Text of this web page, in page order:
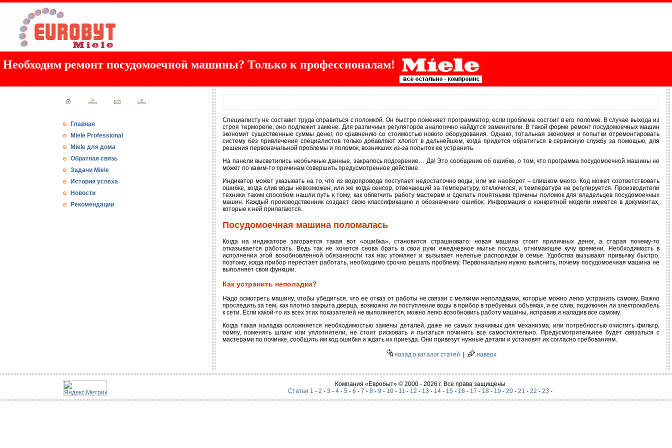
Необходим ремонт посудомоечной машины? Только к профессионалам!
Главная
Miele Professional
Miele для дома
Обратная связь
Задачи Miele
История успеха
Новости
Рекомендации
Специалисту не составит труда справиться с поломкой. Он быстро поменяет программатор, если проблема состоит в его поломке. В случае выхода из
строя термореле, оно подлежит замене. Для различных регуляторов аналогично найдутся заменители. В такой форме ремонт посудомоечных машин
экономит существенные суммы денег, по сравнению со стоимостью нового оборудования. Однако, тотальная экономия и попытки отремонтировать
систему без привлечения специалистов только добавляют хлопот в дальнейшем, когда придется обратиться в сервисную службу за помощью, для
решения первоначальной проблемы и поломок, возникших из-за попыток ее устранить.
На панели высветились необычные данные, закралось подозрение… Да! Это сообщение об ошибке, о том, что программа посудомоечной машины не
может по каким-то причинам совершить предусмотренное действие.
Индикатор может указывать на то, что из водопровода поступает недостаточно воды, или же наоборот – слишком много. Код может соответствовать
ошибке, когда слив воды невозможен, или же когда сенсор, отвечающий за температуру, отключился, и температура не регулируется. Производители
техники таким способом нашли путь к тому, как облегчить работу мастерам и сделать понятными причины поломок для владельцев посудомоечных
машин. Каждый производственник создает свою классификацию и обозначение ошибок. Информация о конкретной модели имеется в документах,
которые к ней прилагаются.
Посудомоечная машина поломалась
Когда на индикаторе загорается такая вот «ошибка», становится страшновато: новая машина стоит приличных денег, а старая почему-то
отказывается работать. Ведь так не хочется снова брать в свои руки ежедневное мытье посуды, отнимающее кучу времени. Необходимость в
исполнении этой возобновленной обязанности так нас утомляет и вызывает нелепые распорядки в семье. Удобства вызывают привычку быстро,
поэтому, когда прибор перестает работать, необходимо срочно решать проблему. Первоначально нужно выяснить, почему посудомоечная машина не
выполняет свои функции.
Как устранить неполадки?
Надо осмотреть машину, чтобы убедиться, что ее отказ от работы не связан с мелкими неполадками, которые можно легко устранить самому. Важно
проследить за тем, как плотно закрыта дверца, возможно ли поступление воды в прибор в требуемых объемах, и ее слив, подключен ли электрокабель
к сети. Если какой-то из всех этих показателей не выполняется, можно легко возобновить работу машины, исправив и наладив все самому.
Когда такая наладка осложняется необходимостью замены деталей, даже не самых значимых для механизма; или потребностью очистить фильтр,
помпу, поменять шланг или уплотнители, не стоит рисковать и пытаться починить все самостоятельно. Предусмотрительнее будет связаться с
мастерами по починке, сообщить им код ошибки и ждать их приезда. Они привезут нужные детали и установят их согласно требованиям.
назад в каталог статей наверх
Компания «Евробыт» © 2000 - 2026 г. Все права защищены
Статьи 1 - 2 - 3 - 4- 5 - 6 - 7 - 8- 9 - 10- 11 - 12 - 13 - 14- 15 - 16 - 17 - 18- 19 - 20- 21 - 22 - 23 -